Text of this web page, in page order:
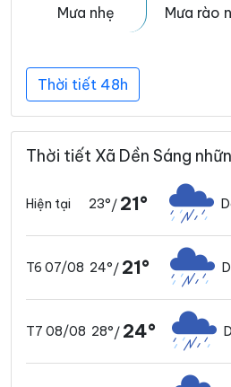
Mưa nhẹ
Mưa rào
Thời tiết 48h
Thời tiết Xã Dền Sáng
Hiện tại 23°/ 21°
T6 07/08 24°/ 21°
T7 08/08 28°/ 24°